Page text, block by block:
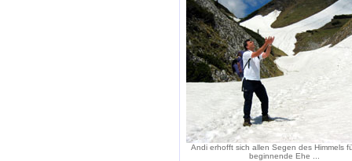
Andi erhofft sich allen Segen des Himmels
beginnende Ehe ...